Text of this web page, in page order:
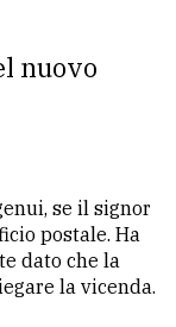
nuovo
se il signor
postale. Ha
dato che la
la vicenda.